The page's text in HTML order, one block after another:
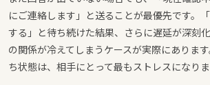
にご連絡します」と送ることが最優先です。
する」と待ち続けた結果、さらに遅延が深刻
の関係が冷えてしまうケースが実際にありま
ち状態は、相手にとって最もストレスになりま